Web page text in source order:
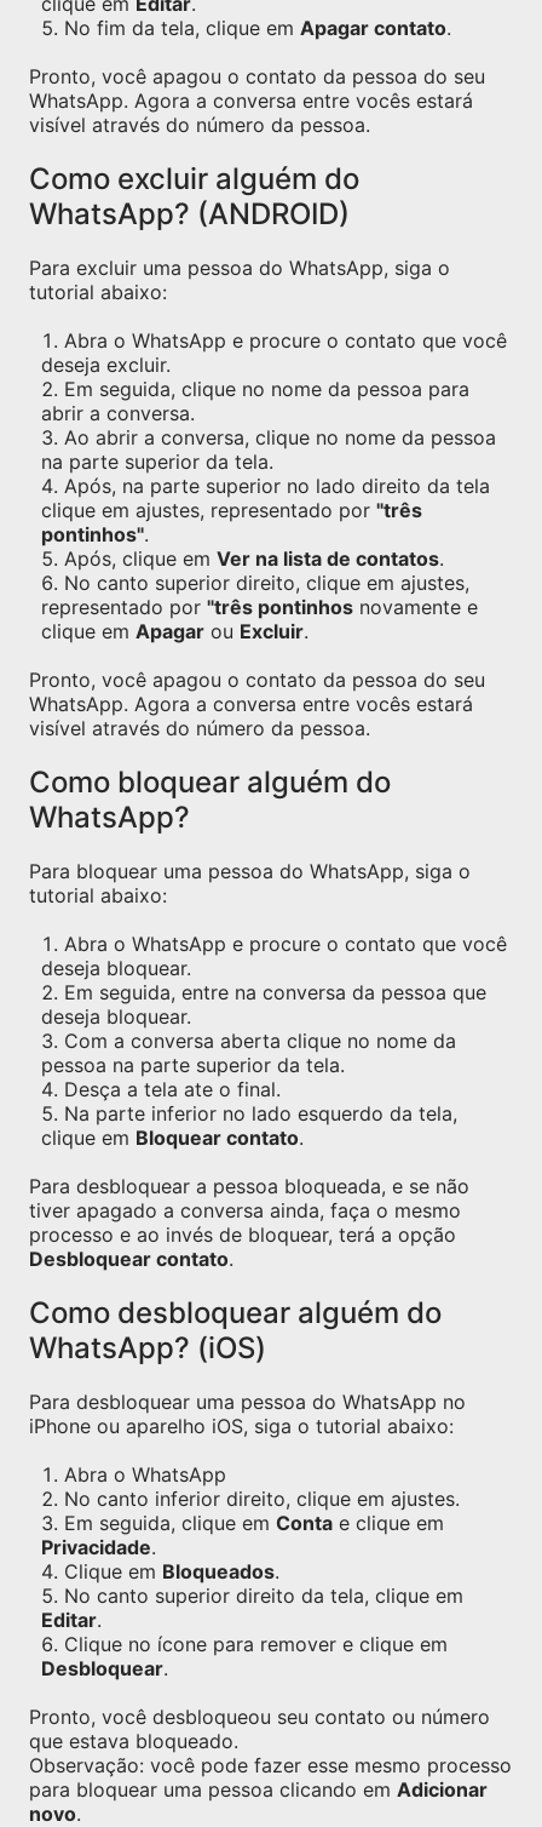
No fim da tela, clique em Apagar contato.
Pronto, você apagou o contato da pessoa do seu
WhatsApp. Agora a conversa entre vocês estará
visível através do número da pessoa.
Como excluir alguém do
WhatsApp? (ANDROID)
Para excluir uma pessoa do WhatsApp, siga o
tutorial abaixo:
Abra o WhatsApp e procure o contato que você
deseja excluir.
Em seguida, clique no nome da pessoa para
abrir a conversa.
Ao abrir a conversa, clique no nome da pessoa
na parte superior da tela.
Após, na parte superior no lado direito da tela
clique em ajustes, representado por "três
pontinhos".
Após, clique em Ver na lista de contatos.
No canto superior direito, clique em ajustes,
representado por "três pontinhos novamente e
clique em Apagar ou Excluir.
Pronto, você apagou o contato da pessoa do seu
WhatsApp. Agora a conversa entre vocês estará
visível através do número da pessoa.
Como bloquear alguém do
WhatsApp?
Para bloquear uma pessoa do WhatsApp, siga o
tutorial abaixo:
Abra o WhatsApp e procure o contato que você
deseja bloquear.
Em seguida, entre na conversa da pessoa que
deseja bloquear.
Com a conversa aberta clique no nome da
pessoa na parte superior da tela.
Desça a tela ate o final.
Na parte inferior no lado esquerdo da tela,
clique em Bloquear contato.
Para desbloquear a pessoa bloqueada, e se não
tiver apagado a conversa ainda, faça o mesmo
processo e ao invés de bloquear, terá a opção
Desbloquear contato.
Como desbloquear alguém do
WhatsApp? (iOS)
Para desbloquear uma pessoa do WhatsApp no
iPhone ou aparelho iOS, siga o tutorial abaixo:
Abra o WhatsApp
No canto inferior direito, clique em ajustes.
Em seguida, clique em Conta e clique em
Privacidade.
Clique em Bloqueados.
No canto superior direito da tela, clique em
Editar.
Clique no ícone para remover e clique em
Desbloquear.
Pronto, você desbloqueou seu contato ou número
que estava bloqueado.
Observação: você pode fazer esse mesmo processo
para bloquear uma pessoa clicando em Adicionar
novo.